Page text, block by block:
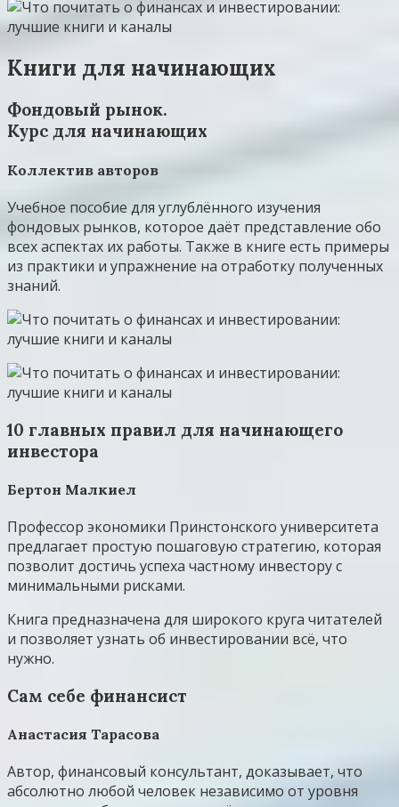
Книги для начинающих
Фондовый рынок.
Курс для начинающих
Коллектив авторов
Учебное пособие для углублённого изучения
фондовых рынков, которое даёт представление обо
всех аспектах их работы. Также в книге есть примеры
из практики и упражнение на отработку полученных
знаний.
10 главных правил для начинающего
инвестора
Бертон Малкиел
Профессор экономики Принстонского университета
предлагает простую пошаговую стратегию, которая
позволит достичь успеха частному инвестору с
минимальными рисками.
Книга предназначена для широкого круга читателей
и позволяет узнать об инвестировании всё, что
нужно.
Сам себе финансист
Анастасия Тарасова
Автор, финансовый консультант, доказывает, что
абсолютно любой человек независимо от уровня